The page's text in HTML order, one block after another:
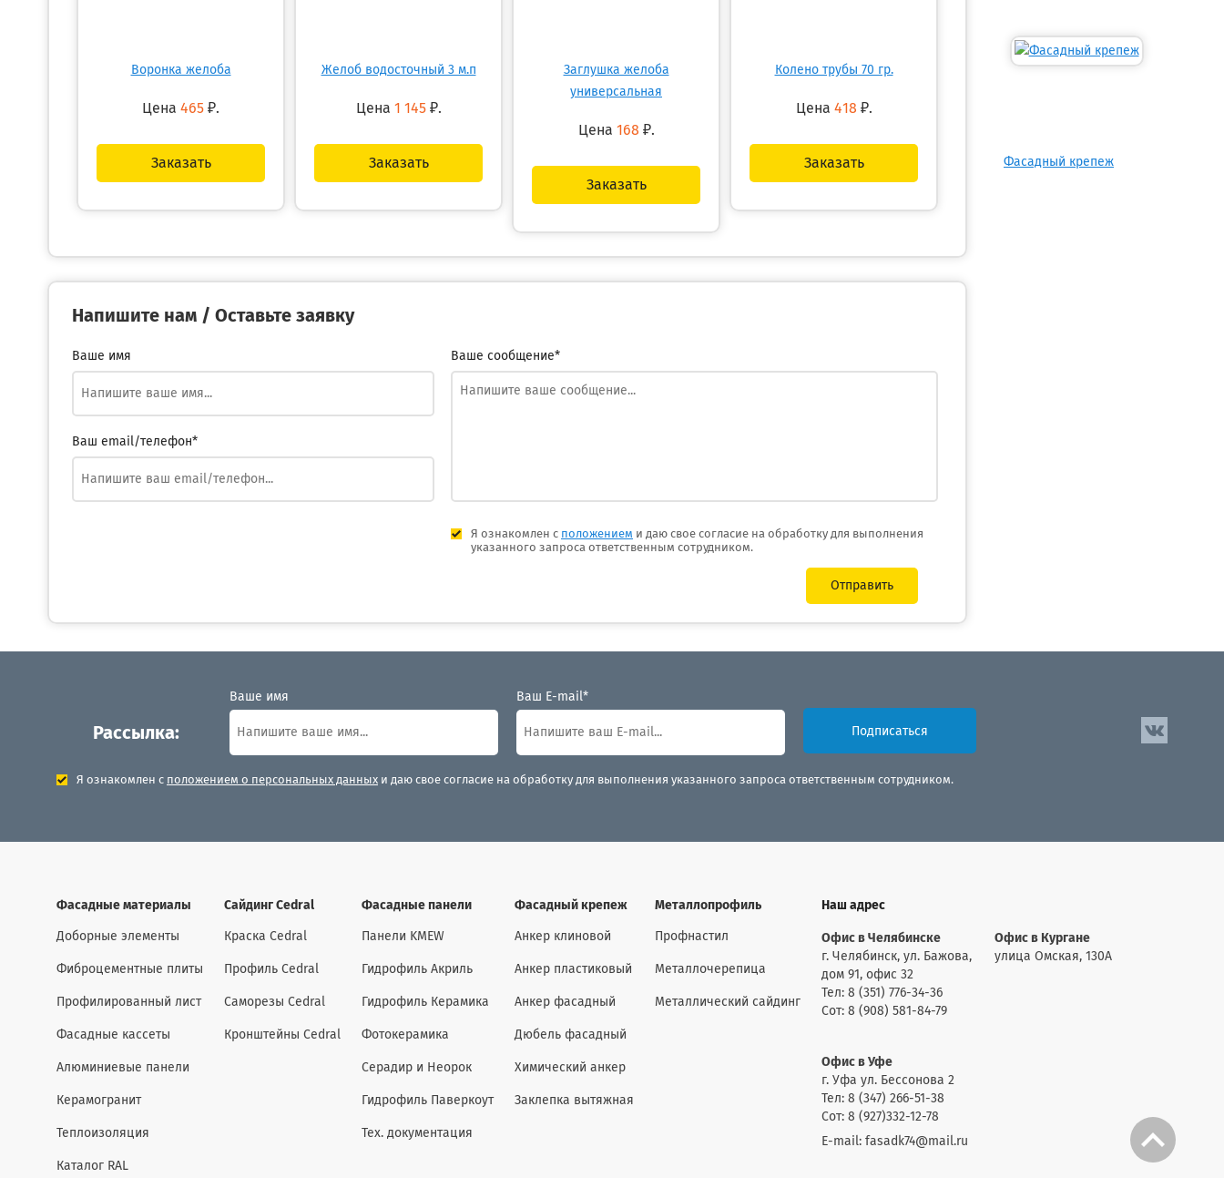
Воронка желоба
Цена 465 ₽.
Заказать
Желоб водосточный 3 м.п
Цена 1 145₽.
Заказать
Заглушка желоба
универсальная
Цена 168 ₽.
Заказать
Колено трубы 70 гр.
Цена 418 ₽.
Заказать
Напишите нам / Оставьте заявку
Ваше имя
Ваш email/телефон*
Ваше сообщение*
Я ознакомлен с положением и даю свое согласие на обработку для выполнения
указанного запроса ответственным сотрудником.
Отправить
Фасадный крепеж
Рассылка:
Ваше имя Ваш E-mail*
Подписаться
Я ознакомлен с положением о персональных данных и даю свое согласие на обработку для выполнения указанного запроса ответственным сотрудником.
Фасадные материалы
Доборные элементы
Фиброцементные плиты
Профилированный лист
Фасадные кассеты
Алюминиевые панели
Керамогранит
Теплоизоляция
Каталог RAL
Сайдинг Cedral
Краска Cedral
Профиль Cedral
Саморезы Cedral
Кронштейны Cedral
Фасадные панели
Панели KMEW
Гидрофиль Акриль
Гидрофиль Керамика
Фотокерамика
Серадир и Неорок
Гидрофиль Паверкоут
Тех. документация
Фасадный крепеж
Анкер клиновой
Анкер пластиковый
Анкер фасадный
Дюбель фасадный
Химический анкер
Заклепка вытяжная
Металлопрофиль
Профнастил
Металлочерепица
Металлический сайдинг
Наш адрес
Офис в Челябинске
г. Челябинск, ул. Бажова,
дом 91, офис 32
Тел: 8 (351) 776-34-36
Сот: 8 (908) 581-84-79
Офис в Кургане
улица Омская, 130А
Офис в Уфе
г. Уфа ул. Бессонова 2
Тел: 8 (347) 266-51-38
Сот: 8 (927)332-12-78
E-mail: fasadk74@mail.ru